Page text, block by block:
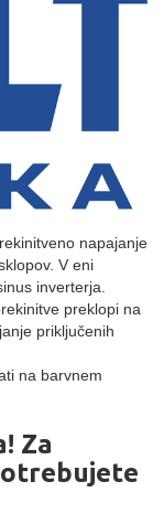
napajanje
V eni
inverterja.
preklopi na
priključenih
na barvnem
Za